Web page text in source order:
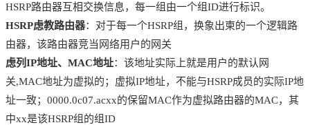
HSRP路由器互相交换信息，每一组由一个组ID进行标识。
HSRP虑教路由器：对于每一个HSRP组，换象出柬的一个逻辑路
由器，该路由器竞当网络用户的网关
虑列IP地址、MAC地址：该地址实际上就是用户的默认网
关,MAC地址为虚拟的；虚拟IP地址，不能与HSRP成员的实际IP地
址一致；0000.0c07.acxx的保留MAC作为虚拟路由器的MAC，其
中xx是该HSRP组的组ID